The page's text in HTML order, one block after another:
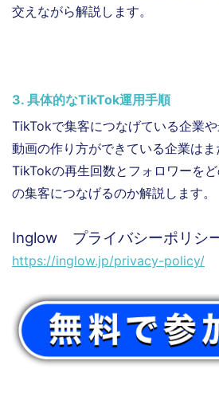
交えながら解説します。
3. 具体的なTikTok運用手順
TikTokで集客につなげている企業
動画の作り方ができている企業はま
TikTokの再生回数とフォロワーを
の集客につなげるのか解説します。
Inglow プライバシーポリシ
https://inglow.jp/privacy-policy/